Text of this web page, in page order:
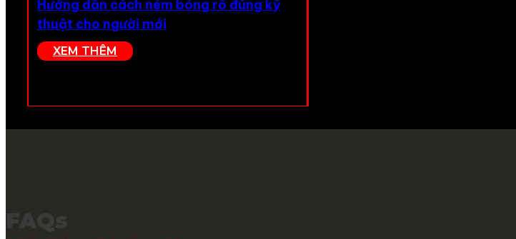
Hướng dẫn cách ném bóng rổ đúng kỹ
thuật cho người mới
XEM THÊM
FAQs